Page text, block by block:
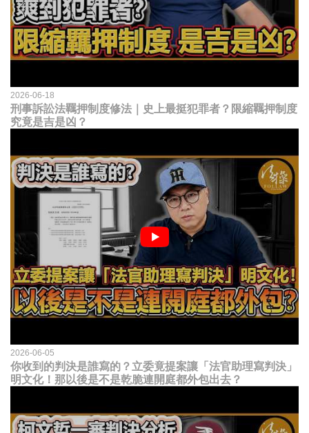
2026-06-18
刑事訴訟法羈押制度修法｜史上最挺犯罪者？限縮羈押制度
究竟是吉是凶？
2026-06-05
你收到的判決是誰寫的？立委竟提案讓「法官助理寫判決」
明文化！那以後是不是乾脆連開庭都外包出去？